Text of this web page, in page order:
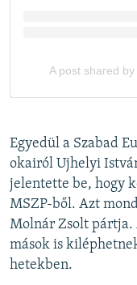
Egyedül a Szabad
okairól Ujhelyi
jelentette be, hogy
MSZP-ből. Azt
Molnár Zsolt pártja.
mások is
hetekben.